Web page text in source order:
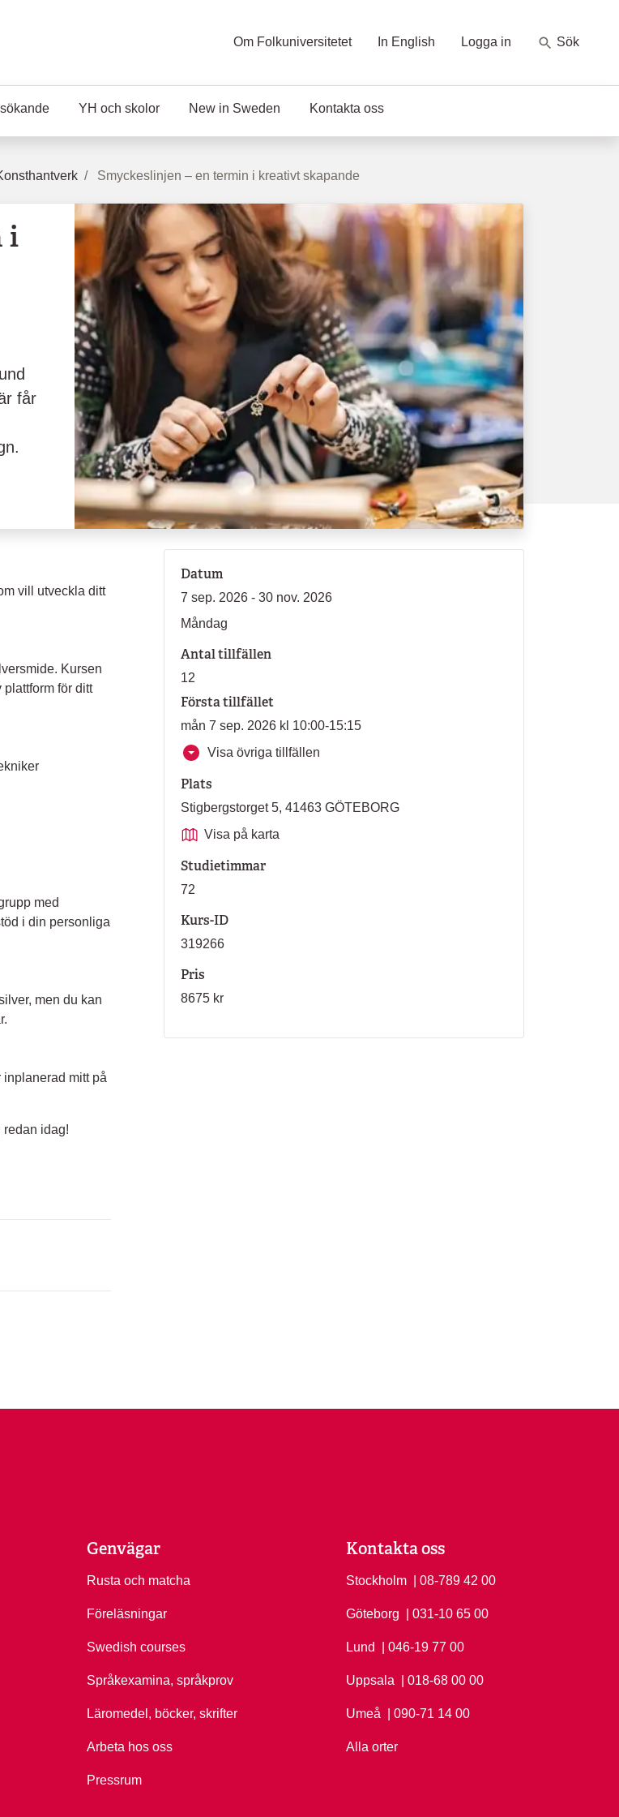
Om Folkuniversitetet In English Logga in Sök
YH och skolor New in Sweden Kontakta oss
Smyckeslinjen – en termin i kreativt skapande
i
får
vill utveckla ditt
Kursen
för ditt
med
i din personliga
men du kan
mitt på
redan idag!
Datum
7 sep. 2026 - 30 nov. 2026
Måndag
Antal tillfällen
12
Första tillfället
mån 7 sep. 2026 kl 10:00-15:15
Visa övriga tillfällen
Plats
Stigbergstorget 5, 41463 GÖTEBORG
Visa på karta
Studietimmar
72
Kurs-ID
319266
Pris
8675 kr
Genvägar
Rusta och matcha
Föreläsningar
Swedish courses
Språkexamina, språkprov
Läromedel, böcker, skrifter
Arbeta hos oss
Pressrum
Kontakta oss
Stockholm Ring Stockholm på
| 08-789 42 00
Göteborg Ring Göteborg på
| 031-10 65 00
Lund Ring Lund på
| 046-19 77 00
Uppsala Ring Uppsala på
| 018-68 00 00
Umeå Ring Umeå på
| 090-71 14 00
Alla orter